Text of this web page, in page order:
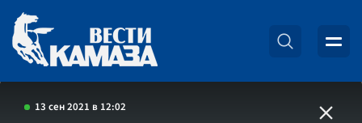
13 сен 2021 в 12:02